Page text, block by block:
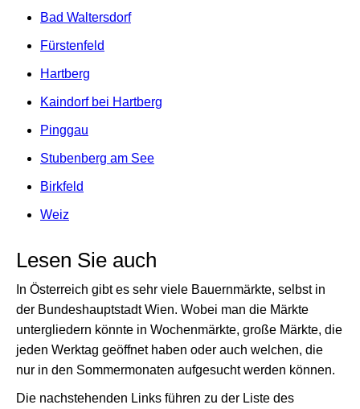
Bad Waltersdorf
Fürstenfeld
Hartberg
Kaindorf bei Hartberg
Pinggau
Stubenberg am See
Birkfeld
Weiz
Lesen Sie auch
In Österreich gibt es sehr viele Bauernmärkte, selbst in
der Bundeshauptstadt Wien. Wobei man die Märkte
untergliedern könnte in Wochenmärkte, große Märkte, die
jeden Werktag geöffnet haben oder auch welchen, die
nur in den Sommermonaten aufgesucht werden können.
Die nachstehenden Links führen zu der Liste des